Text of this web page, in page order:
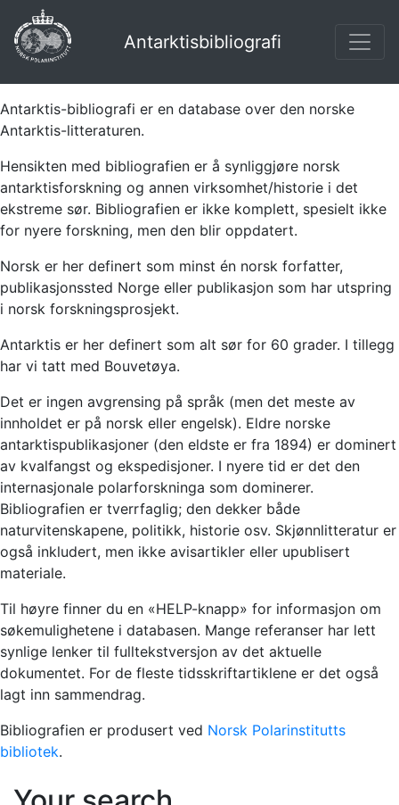
Antarktisbibliografi
Antarktis-bibliografi er en database over den norske
Antarktis-litteraturen.
Hensikten med bibliografien er å synliggjøre norsk
antarktisforskning og annen virksomhet/historie i det
ekstreme sør. Bibliografien er ikke komplett, spesielt ikke
for nyere forskning, men den blir oppdatert.
Norsk er her definert som minst én norsk forfatter,
publikasjonssted Norge eller publikasjon som har utspring
i norsk forskningsprosjekt.
Antarktis er her definert som alt sør for 60 grader. I tillegg
har vi tatt med Bouvetøya.
Det er ingen avgrensing på språk (men det meste av
innholdet er på norsk eller engelsk). Eldre norske
antarktispublikasjoner (den eldste er fra 1894) er dominert
av kvalfangst og ekspedisjoner. I nyere tid er det den
internasjonale polarforskninga som dominerer.
Bibliografien er tverrfaglig; den dekker både
naturvitenskapene, politikk, historie osv. Skjønnlitteratur er
også inkludert, men ikke avisartikler eller upublisert
materiale.
Til høyre finner du en «HELP-knapp» for informasjon om
søkemulighetene i databasen. Mange referanser har lett
synlige lenker til fulltekstversjon av det aktuelle
dokumentet. For de fleste tidsskriftartiklene er det også
lagt inn sammendrag.
Bibliografien er produsert ved Norsk Polarinstitutts
bibliotek.